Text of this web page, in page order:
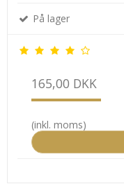
På lager
165,00 DKK
(inkl. moms)